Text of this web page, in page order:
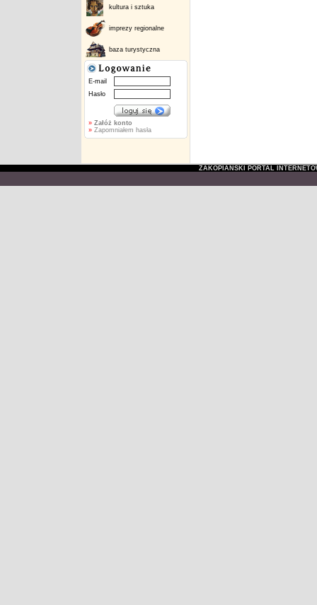
kultura i sztuka
imprezy regionalne
baza turystyczna
E-mail
Hasło
» Załóż konto
»Zapomniałem hasła
ZAKOPIAŃSKI PORTAL